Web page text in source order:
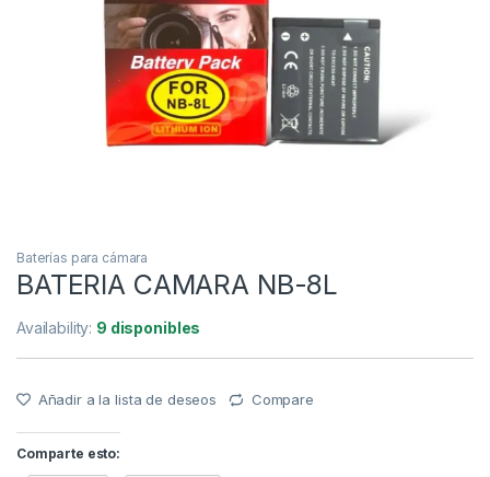
Baterías para cámara
BATERIA CAMARA NB-8L
Availability: 9 disponibles
Añadir a la lista de deseos Compare
Comparte esto: